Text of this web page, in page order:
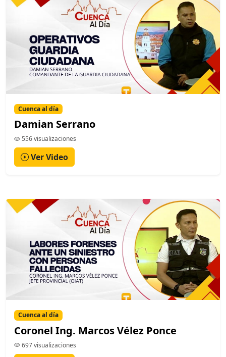
Cuenca al día
Damian Serrano
556 visualizaciones
Ver Video
Cuenca al día
Coronel Ing. Marcos Vélez Ponce
697 visualizaciones